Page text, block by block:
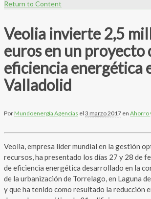
Return to Content
Veolia invierte 2,5
euros en un proyecto
eficiencia energética
Valladolid
PorMundoenergía Agencias el 3 marzo 2017 en Ahorro
Veolia, empresa líder mundial en la gestión
recursos, ha presentado los días 27 y 28 de
de eficiencia energética desarrollado en la
de la urbanización de Torrelago, en Laguna
y que ha tenido como resultado la reducción